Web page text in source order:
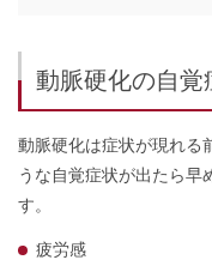
動脈硬化の自覚
動脈硬化は症状が現れる
うな自覚症状が出たら早
す。
疲労感